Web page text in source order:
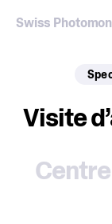
Swiss
Visite